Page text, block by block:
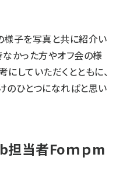
様子を写真と共に紹介い
なかった方やオフ会の様
していただくとともに、
のひとつになればと思い
担当者Foｍｐm